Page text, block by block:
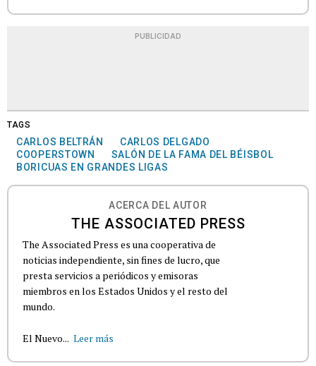
PUBLICIDAD
TAGS
CARLOS BELTRÁN
CARLOS DELGADO
COOPERSTOWN
SALÓN DE LA FAMA DEL BÉISBOL
BORICUAS EN GRANDES LIGAS
ACERCA DEL AUTOR
THE ASSOCIATED PRESS
The Associated Press es una cooperativa de
noticias independiente, sin fines de lucro, que
presta servicios a periódicos y emisoras
miembros en los Estados Unidos y el resto del
mundo.
El Nuevo... Leer más